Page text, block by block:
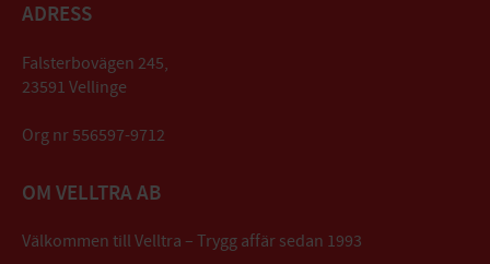
ADRESS
Falsterbovägen 245,
23591 Vellinge
Org nr 556597-9712
OM VELLTRA AB
Välkommen till Velltra – Trygg affär sedan 1993